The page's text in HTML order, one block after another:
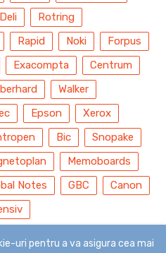
Deli
Rotring
Rapid Noki
Forpus
Exacompta
Centrum
Walker
Epson
Xerox
Bic
Snopake
Memoboards
Notes GBC
Canon
uri pentru a va asigura cea mai